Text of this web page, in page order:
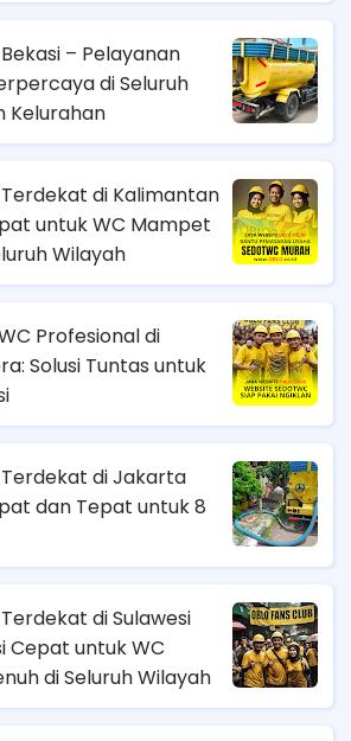
– Pelayanan
di Seluruh
Kelurahan
di Kalimantan
untuk WC Mampet
Wilayah
Profesional di
Solusi Tuntas untuk
di Jakarta
dan Tepat untuk 8
di Sulawesi
Cepat untuk WC
di Seluruh Wilayah